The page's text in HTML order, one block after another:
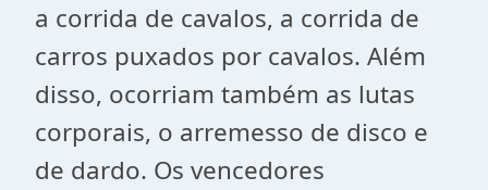
a corrida de cavalos, a corrida de
carros puxados por cavalos. Além
disso, ocorriam também as lutas
corporais, o arremesso de disco e
de dardo. Os vencedores